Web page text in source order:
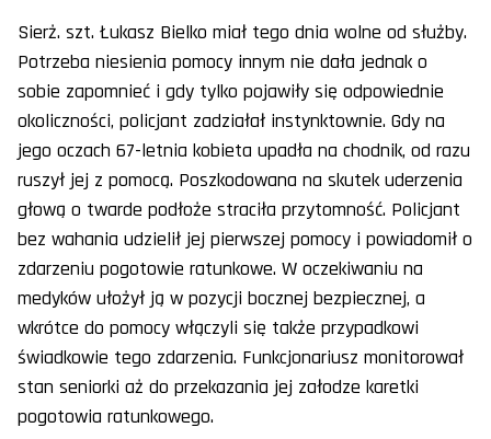
Sierż. szt. Łukasz Bielko miał tego dnia wolne od służby.
Potrzeba niesienia pomocy innym nie dała jednak o
sobie zapomnieć i gdy tylko pojawiły się odpowiednie
okoliczności, policjant zadziałał instynktownie. Gdy na
jego oczach 67-letnia kobieta upadła na chodnik, od razu
ruszył jej z pomocą. Poszkodowana na skutek uderzenia
głową o twarde podłoże straciła przytomność. Policjant
bez wahania udzielił jej pierwszej pomocy i powiadomił o
zdarzeniu pogotowie ratunkowe. W oczekiwaniu na
medyków ułożył ją w pozycji bocznej bezpiecznej, a
wkrótce do pomocy włączyli się także przypadkowi
świadkowie tego zdarzenia. Funkcjonariusz monitorował
stan seniorki aż do przekazania jej załodze karetki
pogotowia ratunkowego.